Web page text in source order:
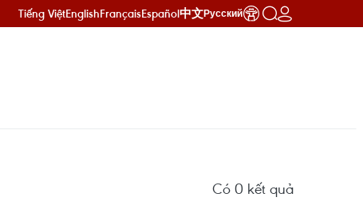
Tiếng ViệtEnglishFrançaisEspañol中文Русский
Có 0 kết quả